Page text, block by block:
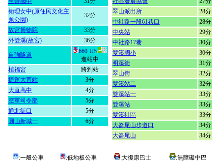
衛理女中(原住民文化主
題公園)
32分
故宮博物院
33分
外雙溪(故宮)
36分
自強隧道
660-U5
進站中
植福宮
將到站
捷運大直站
3分
大直高中
4分
空軍司令部
5分
通北街口
5分
圓山新城一
6分
翠山派出所
28分
中社路一段61巷口
28分
中央站
29分
中社路17巷
30分
雙溪國小
30分
明溪街
31分
翠山街
32分
雙溪站二
32分
雙溪站一
33分
雙溪站
33分
雙溪社區
33分
大崙尾山步道口
34分
大崙尾山
34分
:一般公車 :低地板公車 :大復康巴士 :無障礙中巴